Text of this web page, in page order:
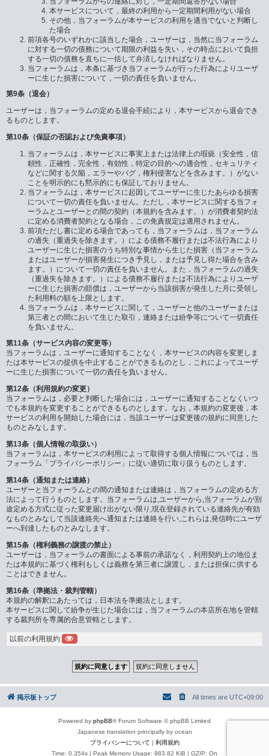
本サービスについて，最終の利用から一定期間利用がない場合
その他，当フォーラムが本サービスの利用を適当でないと判断し
た場合
前項各号のいずれかに該当した場合，ユーザーは，当然に当フォーラム
に対する一切の債務について期限の利益を失い，その時点において負担
する一切の債務を直ちに一括して弁済しなければなりません。
当フォーラムは，本条に基づき当フォーラムが行った行為によりユーザ
ーに生じた損害について，一切の責任を負いません。
第9条（退会）
ユーザーは，当フォーラムの定める退会手続により，本サービスから退会でき
るものとします。
第10条（保証の否認および免責事項）
当フォーラムは，本サービスに事実上または法律上の瑕疵（安全性，信
頼性，正確性，完全性，有効性，特定の目的への適合性，セキュリティ
などに関する欠陥，エラーやバグ，権利侵害などを含みます。）がない
ことを明示的にも黙示的にも保証しておりません。
当フォーラムは，本サービスに起因してユーザーに生じたあらゆる損害
について一切の責任を負いません。ただし，本サービスに関する当フォ
ーラムとユーザーとの間の契約（本規約を含みます。）が消費者契約法
に定める消費者契約となる場合，この免責規定は適用されません。
前項ただし書に定める場合であっても，当フォーラムは，当フォーラム
の過失（重過失を除きます。）による債務不履行または不法行為により
ユーザーに生じた損害のうち特別な事情から生じた損害（当フォーラム
またはユーザーが損害発生につき予見し，または予見し得た場合を含み
ます。）について一切の責任を負いません。また，当フォーラムの過失
（重過失を除きます。）による債務不履行または不法行為によりユーザ
ーに生じた損害の賠償は，ユーザーから当該損害が発生した月に受領し
た利用料の額を上限とします。
当フォーラムは，本サービスに関して，ユーザーと他のユーザーまたは
第三者との間において生じた取引，連絡または紛争等について一切責任
を負いません。
第11条（サービス内容の変更等）
当フォーラムは，ユーザーに通知することなく，本サービスの内容を変更しま
たは本サービスの提供を中止することができるものとし，これによってユーザ
ーに生じた損害について一切の責任を負いません。
第12条（利用規約の変更）
当フォーラムは，必要と判断した場合には，ユーザーに通知することなくいつ
でも本規約を変更することができるものとします。なお，本規約の変更後，本
サービスの利用を開始した場合には，当該ユーザーは変更後の規約に同意した
ものとみなします。
第13条（個人情報の取扱い）
当フォーラムは，本サービスの利用によって取得する個人情報については，当
フォーラム「プライバシーポリシー」に従い適切に取り扱うものとします。
第14条（通知または連絡）
ユーザーと当フォーラムとの間の通知または連絡は，当フォーラムの定める方
法によって行うものとします。当フォーラムは,ユーザーから,当フォーラムが別
途定める方式に従った変更届け出がない限り,現在登録されている連絡先が有効
なものとみなして当該連絡先へ通知または連絡を行い,これらは,発信時にユーザ
ーへ到達したものとみなします。
第15条（権利義務の譲渡の禁止）
ユーザーは，当フォーラムの書面による事前の承諾なく，利用契約上の地位ま
たは本規約に基づく権利もしくは義務を第三者に譲渡し，または担保に供する
ことはできません。
第16条（準拠法・裁判管轄）
本規約の解釈にあたっては，日本法を準拠法とします。
本サービスに関して紛争が生じた場合には，当フォーラムの本店所在地を管轄
する裁判所を専属的合意管轄とします。
以前の利用規約
掲示板トップ All times are UTC+09:00
Powered by phpBB® Forum Software © phpBB Limited
Japanese translation principally by ocean
プライバシーについて | 利用規約
Time: 0.354s | Peak Memory Usage: 983.82 KiB | GZIP: On